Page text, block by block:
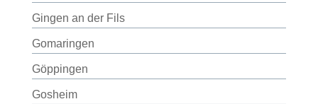
Gingen an der Fils
Gomaringen
Göppingen
Gosheim